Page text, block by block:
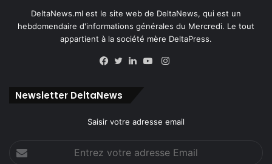
DeltaNews.ml est le site web de DeltaNews, qui est un
hebdomendaire d'informations générales du Mercredi. Le tout
appartient à la société mère DeltaPress.
Instagram
Newsletter DeltaNews
Saisir votre adresse email
votre